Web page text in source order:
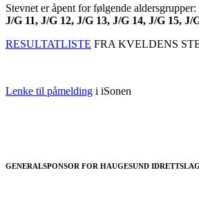
Stevnet er åpent for følgende aldersgrupper:
J/G 11, J/G 12, J/G 13, J/G 14, J/G 15,
RESULTATLISTE FRA KVELDENS
Lenke til påmelding i iSonen
GENERALSPONSOR FOR HAUGESUND